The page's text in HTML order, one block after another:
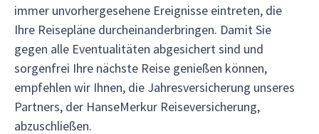
immer unvorhergesehene Ereignisse eintreten, die
Ihre Reisepläne durcheinanderbringen. Damit Sie
gegen alle Eventualitäten abgesichert sind und
sorgenfrei Ihre nächste Reise genießen können,
empfehlen wir Ihnen, die Jahresversicherung unseres
Partners, der HanseMerkur Reiseversicherung,
abzuschließen.